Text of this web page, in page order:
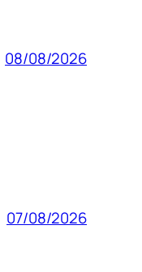
08/08/2026
07/08/2026